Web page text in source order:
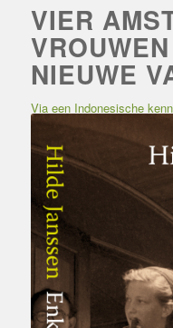
VIER
NIEUWE
Via een Indonesische
85-jarige Dolly. Haar
rechte neus verraden haar
bezoek is een foto uit
op weg naar de
blonde vrouwen die
schouder van een
Dolly herkent de vrouwen
is mijn vriendin Annie, en
de grens tussen het
gebied over te gaan. Dolly
trein, net als Betsy, de